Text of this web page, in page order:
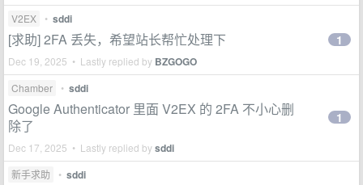
V2EX • sddi
[求助] 2FA 丢失，希望站长帮忙处理下
Dec 19, 2025 • Lastly replied by BZGOGO
1
Chamber • sddi
Google Authenticator 里面 V2EX 的 2FA 不小心删
除了
Dec 17, 2025 • Lastly replied bysddi
1
新手求助 • sddi